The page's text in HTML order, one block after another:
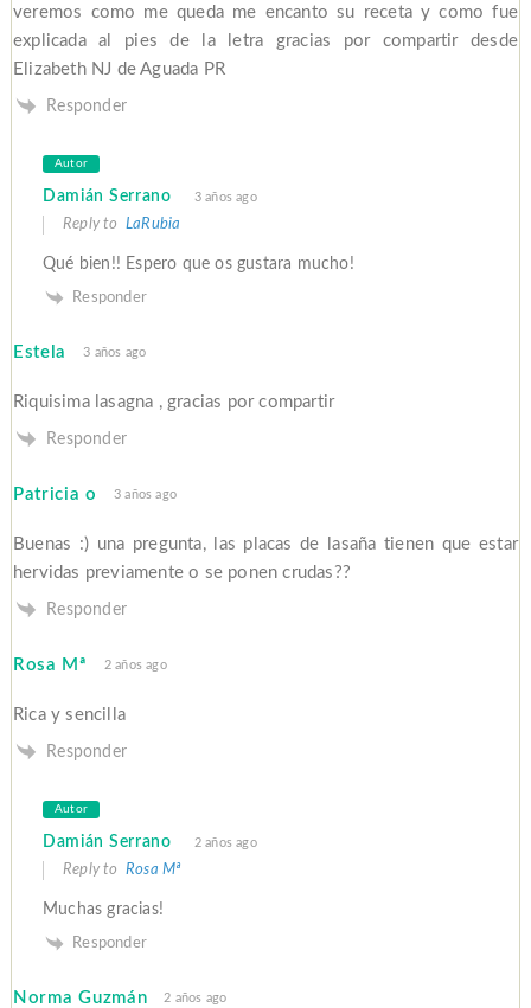
veremos como me queda me encanto su receta y como fue
explicada al pies de la letra gracias por compartir desde
Elizabeth NJ de Aguada PR
Responder
Autor
Damián Serrano 3 años ago
Reply to LaRubia
Qué bien!! Espero que os gustara mucho!
Responder
Estela 3 años ago
Riquisima lasagna , gracias por compartir
Responder
Patricia o 3 años ago
Buenas :) una pregunta, las placas de lasaña tienen que estar
hervidas previamente o se ponen crudas??
Responder
Rosa Mª 2 años ago
Rica y sencilla
Responder
Autor
Damián Serrano 2 años ago
Reply to Rosa Mª
Muchas gracias!
Responder
Norma Guzmán 2 años ago